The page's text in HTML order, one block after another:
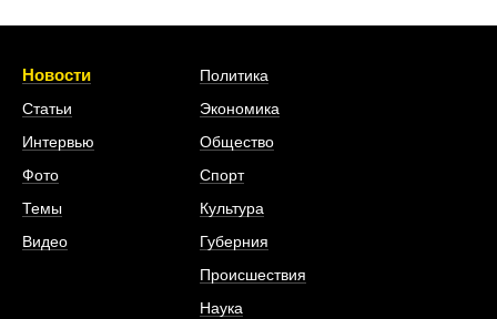
Новости
Статьи
Интервью
Фото
Темы
Видео
Политика
Экономика
Общество
Спорт
Культура
Губерния
Происшествия
Наука